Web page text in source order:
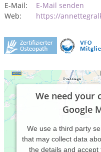
E-Mail:
E-Mail senden
Web:
https://
We need your
Google
We use a third party
that may collect data
the details and accept